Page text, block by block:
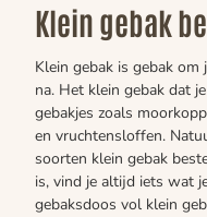
Klein gebak
Klein gebak is gebak
na. Het klein gebak dat
gebakjes zoals
en vruchtensloffen.
soorten klein gebak
is, vind je altijd iets wat
gebaksdoos vol klein